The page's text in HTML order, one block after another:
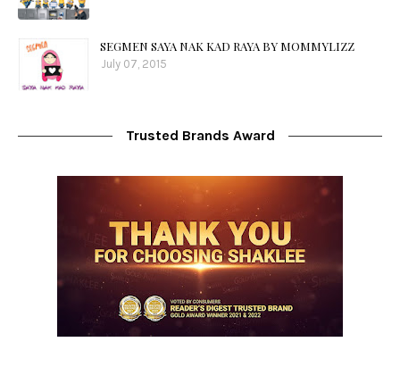
SEGMEN SAYA NAK KAD RAYA BY MOMMYLIZZ
July 07, 2015
Trusted Brands Award